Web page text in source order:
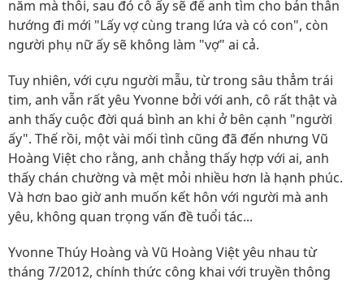
năm mà thôi, sau đó cô ấy sẽ để anh tìm cho bản thân
hướng đi mới "Lấy vợ cùng trang lứa và có con", còn
người phụ nữ ấy sẽ không làm "vợ" ai cả.
Tuy nhiên, với cựu người mẫu, từ trong sâu thẳm trái
tim, anh vẫn rất yêu Yvonne bởi với anh, cô rất thật và
anh thấy cuộc đời quá bình an khi ở bên cạnh "người
ấy". Thế rồi, một vài mối tình cũng đã đến nhưng Vũ
Hoàng Việt cho rằng, anh chẳng thấy hợp với ai, anh
thấy chán chường và mệt mỏi nhiều hơn là hạnh phúc.
Và hơn bao giờ anh muốn kết hôn với người mà anh
yêu, không quan trọng vấn đề tuổi tác...
Yvonne Thúy Hoàng và Vũ Hoàng Việt yêu nhau từ
tháng 7/2012, chính thức công khai với truyền thông